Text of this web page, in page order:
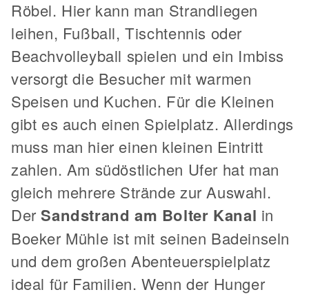
Röbel. Hier kann man Strandliegen
leihen, Fußball, Tischtennis oder
Beachvolleyball spielen und ein Imbiss
versorgt die Besucher mit warmen
Speisen und Kuchen. Für die Kleinen
gibt es auch einen Spielplatz. Allerdings
muss man hier einen kleinen Eintritt
zahlen. Am südöstlichen Ufer hat man
gleich mehrere Strände zur Auswahl.
Der Sandstrand am Bolter Kanal in
Boeker Mühle ist mit seinen Badeinseln
und dem großen Abenteuerspielplatz
ideal für Familien. Wenn der Hunger